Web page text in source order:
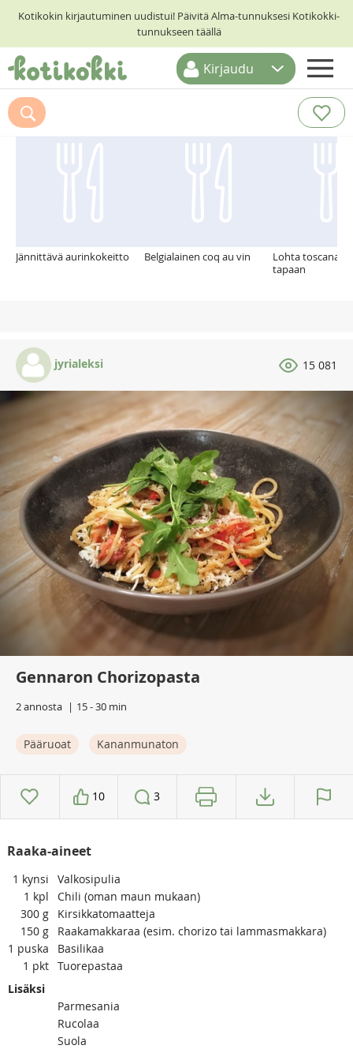
Kotikokin kirjautuminen uudistui! Päivitä Alma-tunnuksesi Kotikokki-
tunnukseen täällä
ETUSIVU
RESEPTIHAKU
Kirjaudu
Suosittelemme myös
Jännittävä aurinkokeitto Belgialainen coq au vin
Lohta
tapaan
jyrialeksi 15 081
Gennaron Chorizopasta
2 annosta 15 - 30 min
Pääruoat Kananmunaton
10 3
Raaka-aineet
1 kynsi
Valkosipulia
1 kpl
Chili (oman maun mukaan)
300 g
Kirsikkatomaatteja
150 g
Raakamakkaraa (esim. chorizo tai lammasmakkara)
1 puska
Basilikaa
1 pkt Tuorepastaa
Lisäksi
Parmesania
Rucolaa
Suola